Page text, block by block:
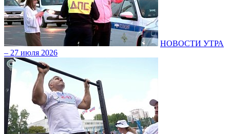
НОВОСТИ УТРА
– 27 июля 2026